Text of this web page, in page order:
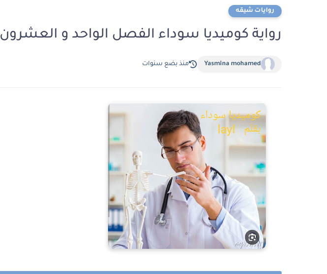
روايات شيقه
رواية كوميديا سوداء الفصل الواحد و العشرون 21 بقلم ليل ادم
Yasmina mohamed منذ بضع سنوات